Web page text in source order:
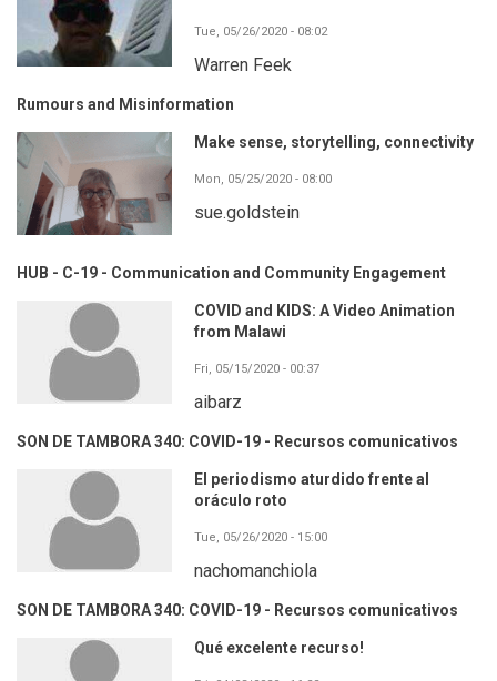
Tue, 05/26/2020 - 08:02
Warren Feek
Rumours and Misinformation
Make sense, storytelling, connectivity
Mon, 05/25/2020 - 08:00
sue.goldstein
HUB - C-19 - Communication and Community Engagement
COVID and KIDS: A Video Animation
from Malawi
Fri, 05/15/2020 - 00:37
aibarz
SON DE TAMBORA 340: COVID-19 - Recursos comunicativos
El periodismo aturdido frente al
oráculo roto
Tue, 05/26/2020 - 15:00
nachomanchiola
SON DE TAMBORA 340: COVID-19 - Recursos comunicativos
Qué excelente recurso!